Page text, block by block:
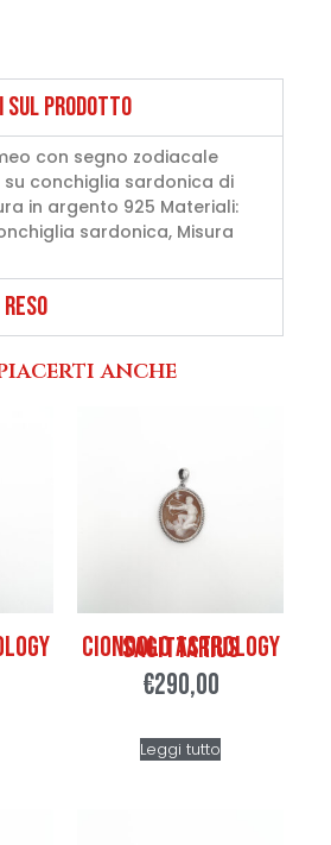
PRODOTTO
con segno zodiacale
conchiglia sardonica di
in argento 925 Materiali:
sardonica, Misura
anche
Ciondolo Astrology Sagittarius
€290,00
Leggi tutto